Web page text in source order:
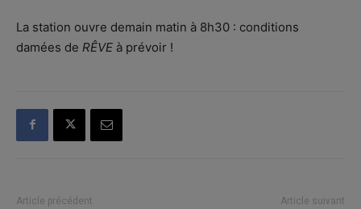
La station ouvre demain matin à 8h30 : conditions
damées de RÊVE à prévoir !
Article précédent Article suivant